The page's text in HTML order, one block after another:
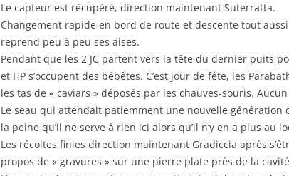
Le capteur est récupéré, direction maintenant Suterratta.
Changement rapide en bord de route et descente tout
reprend peu à peu ses aises.
Pendant que les 2 JC partent vers la tête du dernier puits
et HP s’occupent des bébêtes. C’est jour de fête, les
les tas de « caviars » déposés par les chauves-souris.
Le seau qui attendait patiemment une nouvelle génération
la peine qu’il ne serve à rien ici alors qu’il n’y en a plus au
Les récoltes finies direction maintenant Gradiccia après
propos de « gravures » sur une pierre plate près de la